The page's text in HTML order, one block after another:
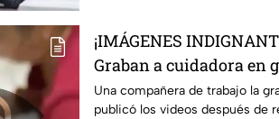
¡IMÁGENES
Graban a cuidadora en
maltratando y
Una compañera de trabajo la
publicó los videos después de